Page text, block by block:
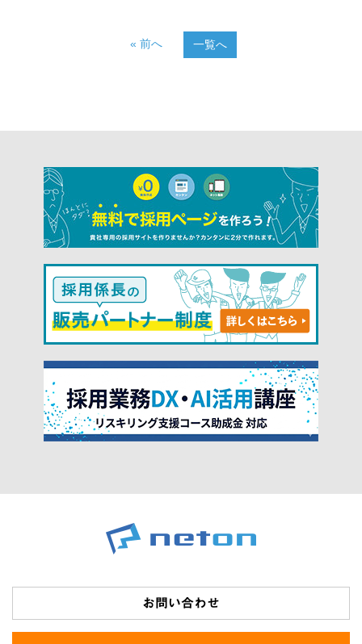
« 前へ 一覧へ
お問い合わせ